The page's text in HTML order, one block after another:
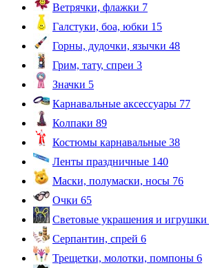
Ветрячки, флажки 7
Галстуки, боа, юбки 15
Горны, дудочки, язычки 48
Грим, тату, спреи 3
Значки 5
Карнавальные аксессуары 77
Колпаки 89
Костюмы карнавальные 38
Ленты праздничные 140
Маски, полумаски, носы 76
Очки 65
Световые украшения и игрушки
Серпантин, спрей 6
Трещетки, молотки, помпоны 6